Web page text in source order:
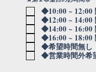
◆10:00 ~ 12:00
◆12:00 ~ 14:00
◆14:00 ~ 16:00
◆16:00 ~ 18:00
◆希望時間無し
◆営業時間外希